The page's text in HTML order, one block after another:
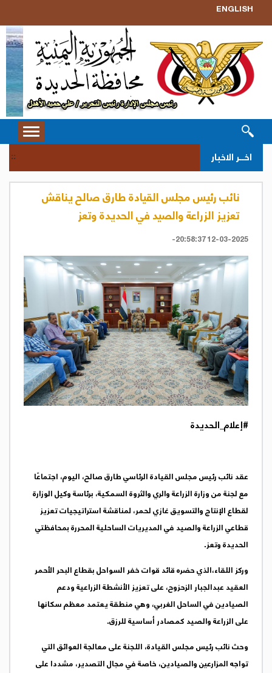
ENGLISH
Toggle
اخــر الاخبار
نائب رئيس مجلس القيادة طارق صالح يناقش
تعزيز الزراعة والصيد في الحديدة وتعز
12-03-2025 20:58:37-
#إعلام_الحديدة
عقد نائب رئيس مجلس القيادة الرئاسي طارق صالح، اليوم، اجتماعًا
مع لجنة من وزارة الزراعة والري والثروة السمكية، برئاسة وكيل الوزارة
لقطاع الإنتاج والتسويق غازي لحمر، لمناقشة استراتيجيات تعزيز
قطاعي الزراعة والصيد في المديريات الساحلية المحررة بمحافظتي
الحديدة وتعز.
وركز اللقاء،الذي حضره قائد قوات خفر السواحل بقطاع البحر الأحمر
العقيد عبدالجبار الزحزوح، على تعزيز الأنشطة الزراعية ودعم
الصيادين في الساحل الغربي، وهي منطقة يعتمد معظم سكانها
على الزراعة والصيد كمصادر أساسية للرزق.
وحث نائب رئيس مجلس القيادة، اللجنة على معالجة العوائق التي
تواجه المزارعين والصيادين، خاصة في مجال التصدير، مشددا على